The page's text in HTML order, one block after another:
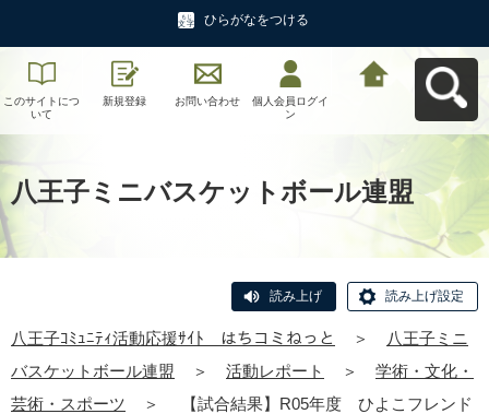
ひらがなをつける
このサイトにつ
いて
新規登録 お問い合わせ
個人会員ログイ
ン
八王子ミニバスケットボール連盟
読み上げ 読み上げ設定
八王子ｺﾐｭﾆﾃｨ活動応援ｻｲﾄ はちコミねっと ＞
八王子ミニ
バスケットボール連盟
＞ 活動レポート ＞
学術・文化・
芸術・スポーツ
＞
【試合結果】R05年度 ひよこフレンド